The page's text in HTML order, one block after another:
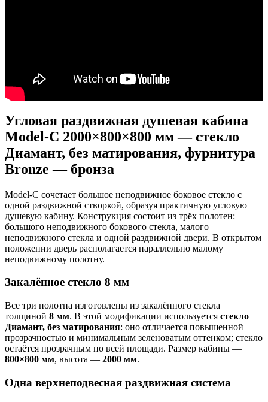
Угловая раздвижная душевая кабина
Model-C 2000×800×800 мм — стекло
Диамант, без матирования, фурнитура
Bronze — бронза
Model-C сочетает большое неподвижное боковое стекло с
одной раздвижной створкой, образуя практичную угловую
душевую кабину. Конструкция состоит из трёх полотен:
большого неподвижного бокового стекла, малого
неподвижного стекла и одной раздвижной двери. В открытом
положении дверь располагается параллельно малому
неподвижному полотну.
Закалённое стекло 8 мм
Все три полотна изготовлены из закалённого стекла
толщиной 8 мм. В этой модификации используется стекло
Диамант, без матирования: оно отличается повышенной
прозрачностью и минимальным зеленоватым оттенком; стекло
остаётся прозрачным по всей площади. Размер кабины —
800×800 мм, высота — 2000 мм.
Одна верхнеподвесная раздвижная система